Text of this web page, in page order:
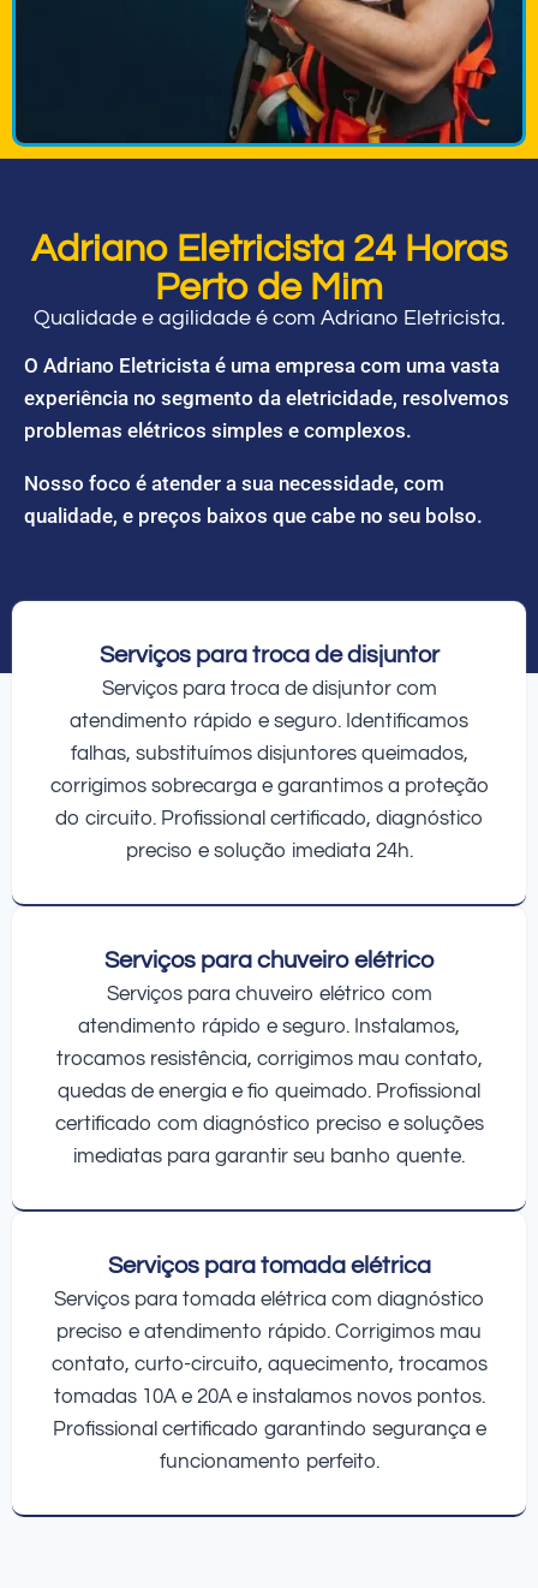
Adriano Eletricista 24 Horas
Perto de Mim
Qualidade e agilidade é com Adriano Eletricista.
O Adriano Eletricista é uma empresa com uma vasta
experiência no segmento da eletricidade, resolvemos
problemas elétricos simples e complexos.
Nosso foco é atender a sua necessidade, com
qualidade, e preços baixos que cabe no seu bolso.
Serviços para troca de disjuntor
Serviços para troca de disjuntor com
atendimento rápido e seguro. Identificamos
falhas, substituímos disjuntores queimados,
corrigimos sobrecarga e garantimos a proteção
do circuito. Profissional certificado, diagnóstico
preciso e solução imediata 24h.
Serviços para chuveiro elétrico
Serviços para chuveiro elétrico com
atendimento rápido e seguro. Instalamos,
trocamos resistência, corrigimos mau contato,
quedas de energia e fio queimado. Profissional
certificado com diagnóstico preciso e soluções
imediatas para garantir seu banho quente.
Serviços para tomada elétrica
Serviços para tomada elétrica com diagnóstico
preciso e atendimento rápido. Corrigimos mau
contato, curto-circuito, aquecimento, trocamos
tomadas 10A e 20A e instalamos novos pontos.
Profissional certificado garantindo segurança e
funcionamento perfeito.